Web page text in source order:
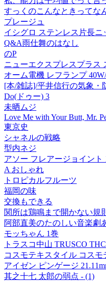
すっくのこんなときってな
プレージュ
イシグロ ステンレス片長ニ
Q&A雨仕舞のはなし
のP
ニューエクスプレスプラス
オーム電機 レフランプ
[本/雑誌]/平井信行の気象・
Do(ドゥー) 3
未晒ムジ
Love Me with Your Butt, Mr.
東京史
シャネルの戦略
型内ネジ
アソー フレアージョイント
A おしゃれ
トロピカルフルーツ
福岡の味
交換もできる
関所は鶏鳴まで開かない規
阿部直美のたのしい音楽劇
モッちゃん 1巻
トラスコ中山 TRUSCO
コスモテキスタイル コスモ
アイゼン ピンゲージ
其之十七 太郎の弱点 - (1)